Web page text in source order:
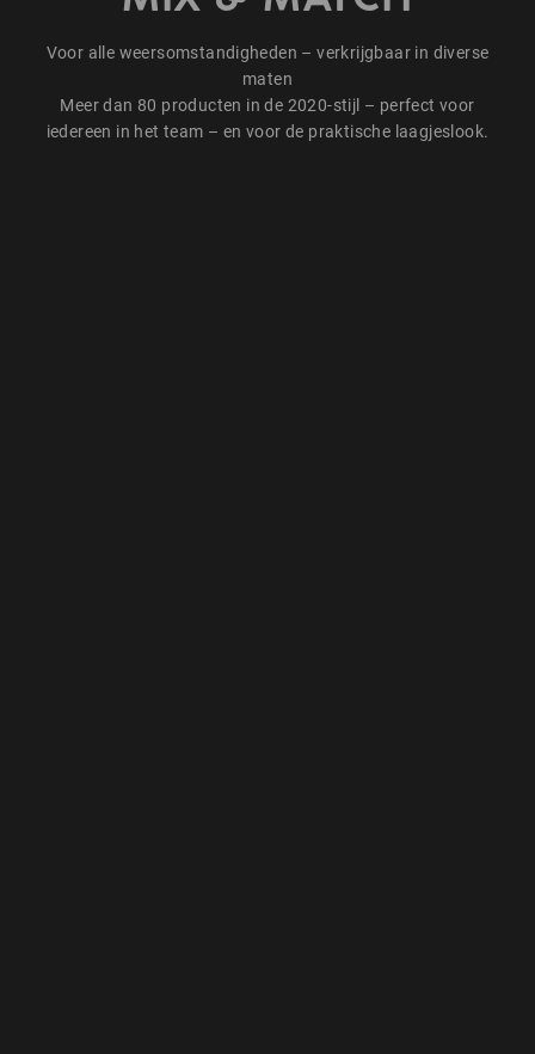
Voor alle weersomstandigheden – verkrijgbaar in diverse
maten
Meer dan 80 producten in de 2020-stijl – perfect voor
iedereen in het team – en voor de praktische laagjeslook.